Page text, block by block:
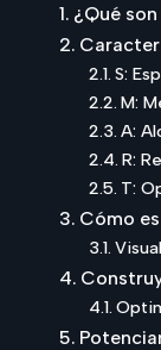
¿Qué
S:
M:
A:
R:
T:
Cómo